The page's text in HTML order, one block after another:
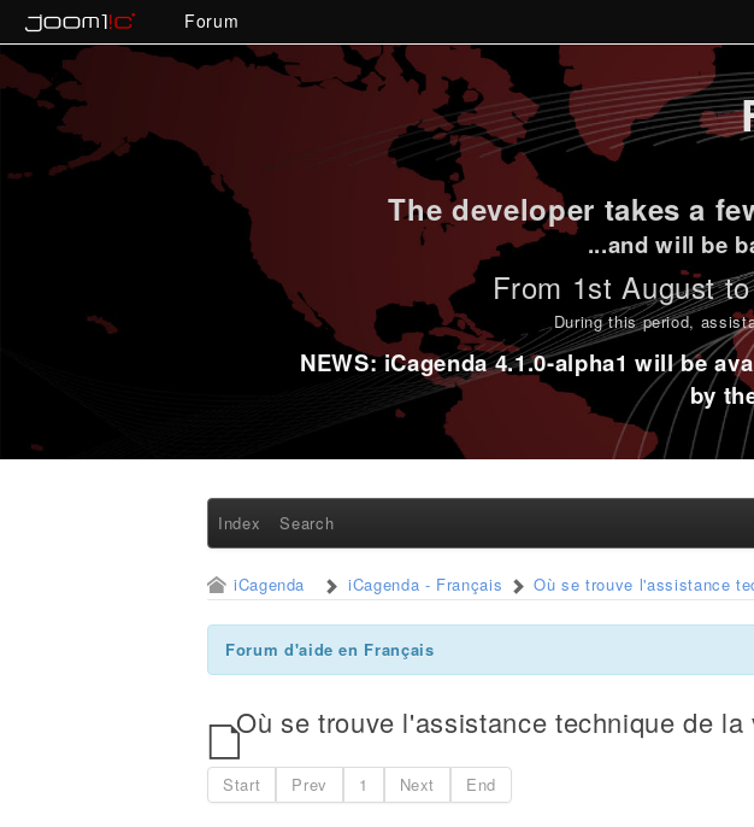
Forum
The developer takes a
...and will be
From 1st August
During this period,
NEWS: iCagenda 4.1.0-alpha1 will be
by
Index Search
iCagenda iCagenda - Français Où se trouve l'assistance
Forum d'aide en Français
Où se trouve l'assistance technique de la
Start Prev 1 Next End